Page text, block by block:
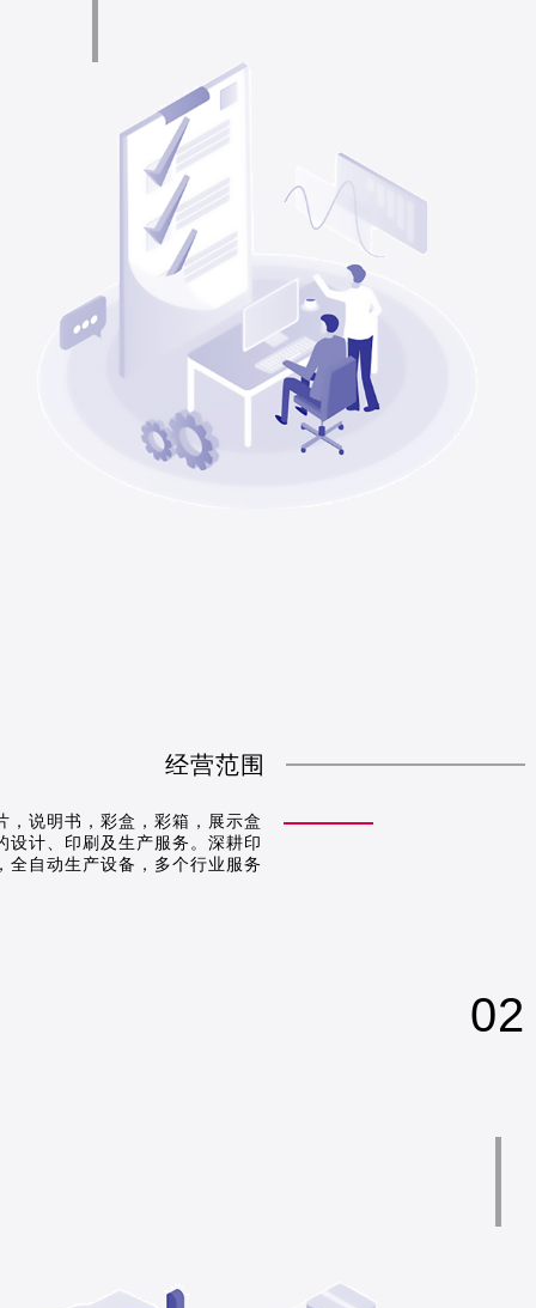
经营范围
，说明书，彩盒，彩箱，展示盒
设计、印刷及生产服务。深耕印
全自动生产设备，多个行业服务
02